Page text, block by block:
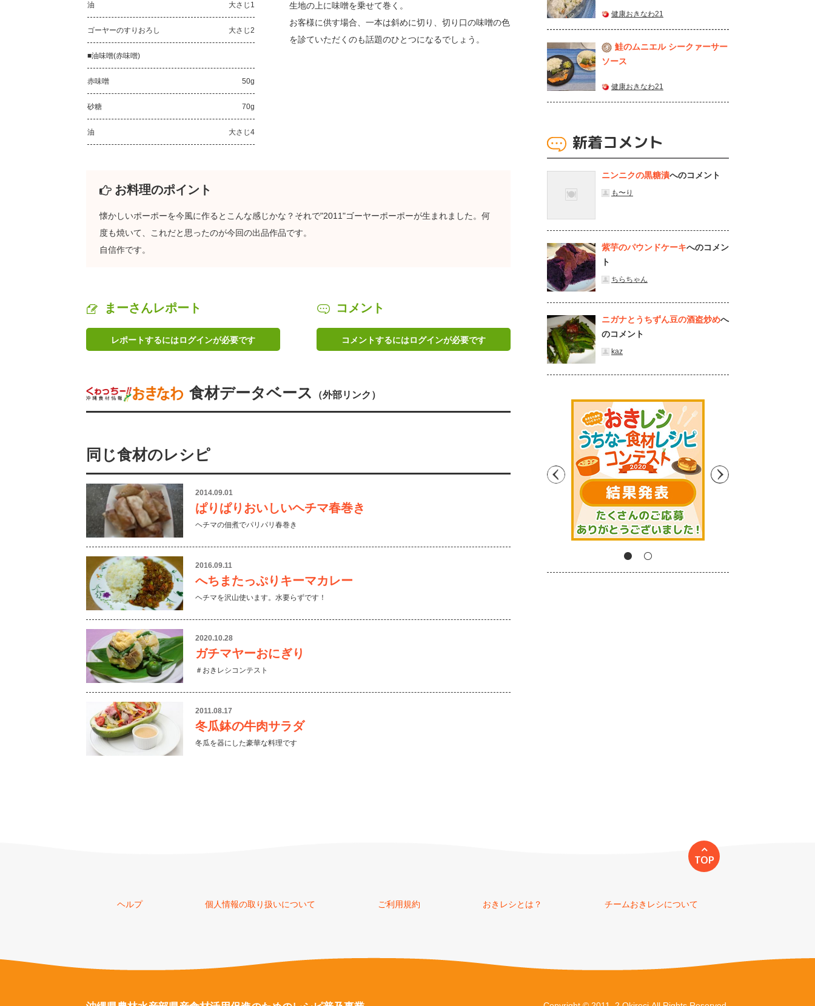
油 大さじ1
ゴーヤーのすりおろし 大さじ2
■油味噌(赤味噌)
赤味噌 50g
砂糖 70g
油 大さじ4
生地の上に味噌を乗せて巻く。
お客様に供す場合、一本は斜めに切り、切り口の味噌の色
を診ていただくのも話題のひとつになるでしょう。
お料理のポイント
懐かしいポーポーを今風に作るとこんな感じかな？それで"2011"ゴーヤーポーポーが生まれました。何
度も焼いて、これだと思ったのが今回の出品作品です。
自信作です。
まーさんレポート
レポートするにはログインが必要です
コメント
コメントするにはログインが必要です
食材データベース （外部リンク）
同じ食材のレシピ
2014.09.01
ぱりぱりおいしいヘチマ春巻き
ヘチマの佃煮でパリパリ春巻き
2016.09.11
へちまたっぷりキーマカレー
ヘチマを沢山使います。水要らずです！
2020.10.28
ガチマヤーおにぎり
＃おきレシコンテスト
2011.08.17
冬瓜鉢の牛肉サラダ
冬瓜を器にした豪華な料理です
健康おきなわ21
3
鮭のムニエル シークァーサー
ソース
健康おきなわ21
新着コメント
ニンニクの黒糖漬へのコメント
も〜り
紫芋のパウンドケーキへのコメン
ト
ちらちゃん
ニガナとうちずん豆の酒盗炒めへ
のコメント
kaz
TOP
ヘルプ 個人情報の取り扱いについて ご利用規約 おきレシとは？ チームおきレシについて